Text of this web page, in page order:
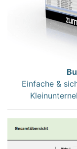
Einfache &